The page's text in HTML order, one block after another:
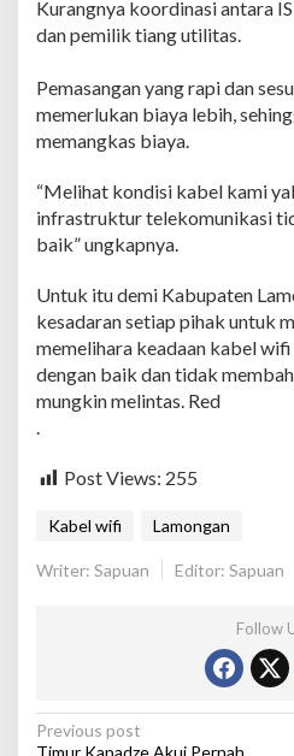
​Kurangnya koordinasi antara
dan pemilik tiang utilitas.
Pemasangan yang rapi dan
memerlukan biaya lebih,
memangkas biaya.
“Melihat kondisi kabel kami
infrastruktur telekomunikasi
baik” ungkapnya.
Untuk itu demi Kabupaten
kesadaran setiap pihak untuk
memelihara keadaan kabel
dengan baik dan tidak
mungkin melintas. Red
​.
Post Views: 255
Kabel wifi Lamongan
Writer: Sapuan Editor: Sapuan
Follow
P
Previous post